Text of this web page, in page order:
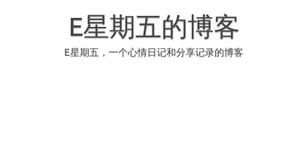
E星期五的博客
E星期五，一个心情日记和分享记录的博客